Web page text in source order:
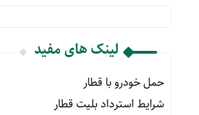
لینک های مفید
حمل خودرو با قطار
شرایط استرداد بلیت قطار